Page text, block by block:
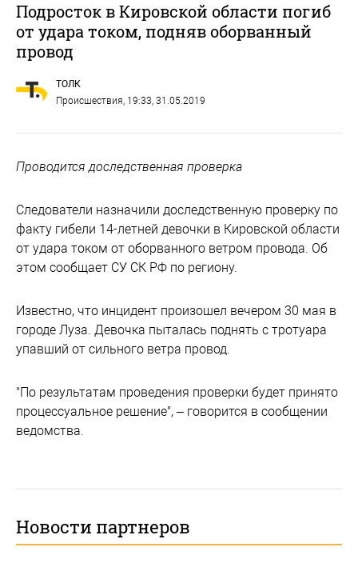
Подросток в Кировской области погиб
от удара током, подняв оборванный
провод
ТОЛК
Происшествия, 19:33, 31.05.2019
Проводится доследственная проверка
Следователи назначили доследственную проверку по
факту гибели 14-летней девочки в Кировской области
от удара током от оборванного ветром провода. Об
этом сообщает СУ СК РФ по региону.
Известно, что инцидент произошел вечером 30 мая в
городе Луза. Девочка пыталась поднять с тротуара
упавший от сильного ветра провод.
"По результатам проведения проверки будет принято
процессуальное решение", – говорится в сообщении
ведомства.
Новости партнеров